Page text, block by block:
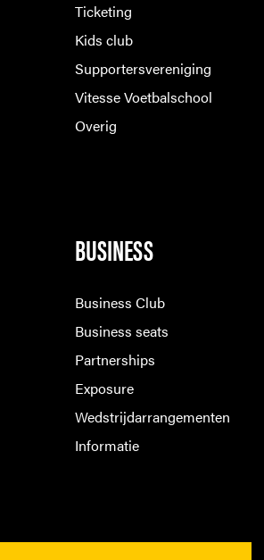
Ticketing
Kids club
Supportersvereniging
Vitesse Voetbalschool
Overig
BUSINESS
Business Club
Business seats
Partnerships
Exposure
Wedstrijdarrangementen
Informatie